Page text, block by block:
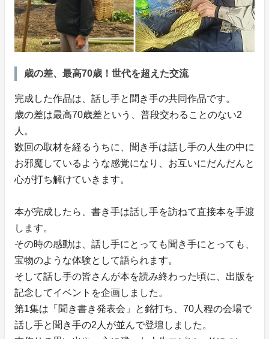
歳の差、最高70歳！世代を超えた交流
完成した作品は、話し手と聞き手の共同作品です。
歳の差は最高70歳差という、普段交わることのない2
人。
数回の取材を経るうちに、聞き手は話し手の人生の中に
お邪魔しているような感覚になり、お互いにだんだんと
心が打ち解けていきます。
本が完成したら、書き手は話し手を訪ねて直接本を手渡
します。
その時の感動は、話し手にとっても聞き手にとっても、
宝物のような体験として語られます。
そして話し手の皆さんが本を読み終わった頃に、出版を
記念してイベントを企画しました。
第1集は「聞き書き発表会」と銘打ち、70人程の会場で
話し手と聞き手の2人が並んで登壇しました。